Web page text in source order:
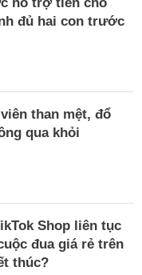
đủ hai con trước
than mệt, đổ
qua khỏi
Shop liên tục
đua giá rẻ trên
thúc?